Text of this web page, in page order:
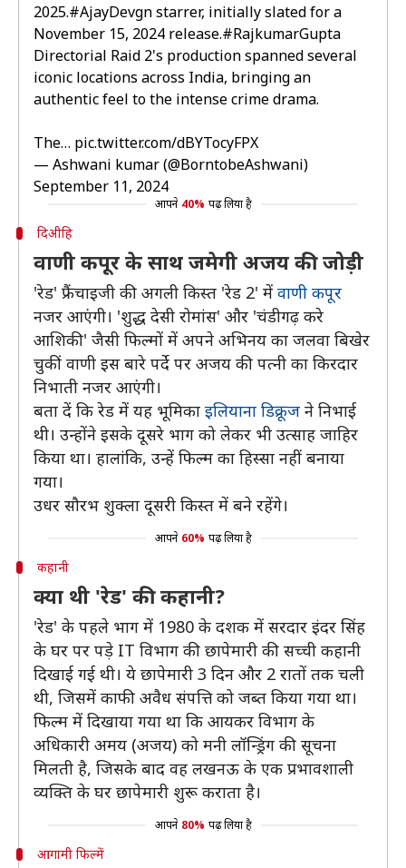
2025.#AjayDevgnstarrer, initially slated for a
November 15, 2024 release.#RajkumarGupta
Directorial Raid 2's production spanned several
iconic locations across India, bringing an
authentic feel to the intense crime drama.
The… pic.twitter.com/dBYTocyFPX
— Ashwani kumar (@BorntobeAshwani)
September 11, 2024
आपने 40% पढ़ लिया है
दिअीहि
वाणी कपूर के साथ जमेगी अजय की जोड़ी
'रेड' फ्रैंचाइजी की अगली किस्त 'रेड 2' में वाणी कपूर
नजर आएंगी। 'शुद्ध देसी रोमांस' और 'चंडीगढ़ करे
आशिकी' जैसी फिल्मों में अपने अभिनय का जलवा बिखेर
चुकीं वाणी इस बारे पर्दे पर अजय की पत्नी का किरदार
निभाती नजर आएंगी।
बता दें कि रेड में यह भूमिका इलियाना डिक्रूज ने निभाई
थी। उन्होंने इसके दूसरे भाग को लेकर भी उत्साह जाहिर
किया था। हालांकि, उन्हें फिल्म का हिस्सा नहीं बनाया
गया।
उधर सौरभ शुक्ला दूसरी किस्त में बने रहेंगे।
आपने 60% पढ़ लिया है
कहानी
क्या थी 'रेड' की कहानी?
'रेड' के पहले भाग में 1980 के दशक में सरदार इंदर सिंह
के घर पर पड़े IT विभाग की छापेमारी की सच्ची कहानी
दिखाई गई थी। ये छापेमारी 3 दिन और 2 रातों तक चली
थी, जिसमें काफी अवैध संपत्ति को जब्त किया गया था।
फिल्म में दिखाया गया था कि आयकर विभाग के
अधिकारी अमय (अजय) को मनी लॉन्ड्रिंग की सूचना
मिलती है, जिसके बाद वह लखनऊ के एक प्रभावशाली
व्यक्ति के घर छापेमारी शुरू कराता है।
आपने 80% पढ़ लिया है
आगामी फिल्में